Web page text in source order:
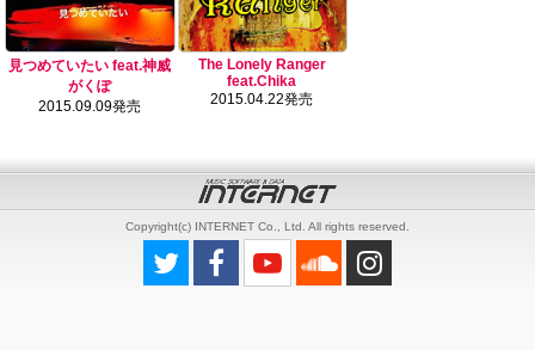
見つめていたい feat.神威
がくぽ
2015.09.09発売
The Lonely Ranger
feat.Chika
2015.04.22発売
Copyright(c) INTERNET Co., Ltd. All rights reserved.